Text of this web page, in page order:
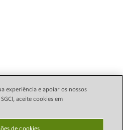
experiência e apoiar os nossos
aceite cookies em